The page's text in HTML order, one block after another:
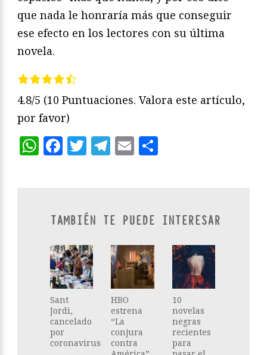
que nada le honraría más que conseguir
ese efecto en los lectores con su última
novela.
4.8/5 (10 Puntuaciones. Valora este artículo,
por favor)
WhatsApp
Facebook
Twitter
Telegram
Email
TAMBIÉN TE PUEDE INTERESAR
Sant
Jordi,
cancelado
por
coronavirus
HBO
estrena
“La
conjura
contra
10
novelas
negras
recientes
para